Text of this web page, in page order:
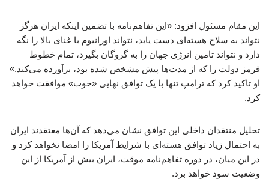
این مقام مسئول افزود: «این تفاهم‌نامه با تضمین اینکه ایران هرگز
نتواند به سلاح هسته‌ای دست یابد، نتواند اورانیوم با غنای بالا را نگه
دارد و نتواند تامین انرژی جهان را به گروگان بگیرد، تمام خطوط
قرمز دولت را که از مدت‌ها پیش مشخص شده بود، برآورده می‌کند.»
او تاکید کرد که ترامپ تنها با یک توافق نهایی «خوب» موافقت خواهد
کرد.
تحلیل منتقدان داخلی این توافق نشان می‌دهد که آن‌ها معتقدند ایران
به احتمال زیاد توافق هسته‌ای با شرایط آمریکا را امضا نخواهد کرد و
در این میان، در دوره تفاهم‌نامه موقت، ایران بیش از آمریکا از این
وضعیت سود خواهد برد.